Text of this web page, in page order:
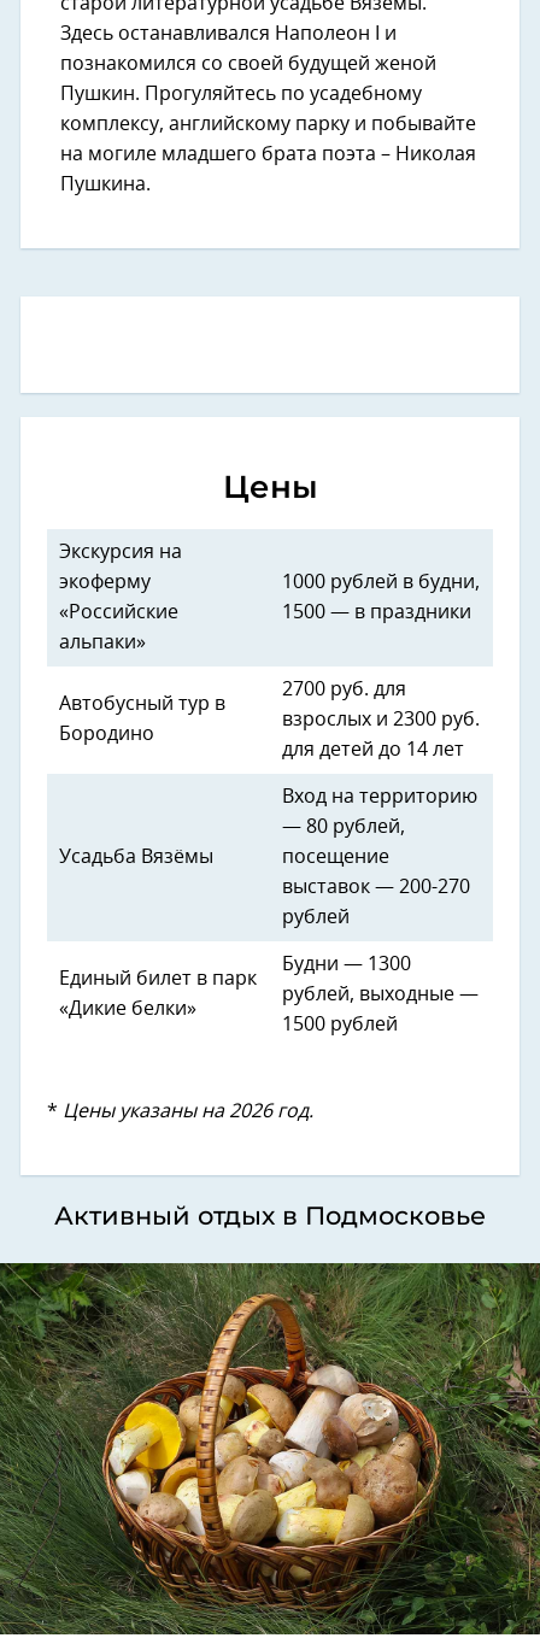
Здесь останавливался Наполеон I и
познакомился со своей будущей женой
Пушкин. Прогуляйтесь по усадебному
комплексу, английскому парку и побывайте
на могиле младшего брата поэта – Николая
Пушкина.
Цены
Экскурсия на
экоферму
«Российские
альпаки»
1000 рублей в будни,
1500 — в праздники
Автобусный тур в
Бородино
2700 руб. для
взрослых и 2300 руб.
для детей до 14 лет
Усадьба Вязёмы
Вход на территорию
— 80 рублей,
посещение
выставок — 200-270
рублей
Единый билет в парк
«Дикие белки»
Будни — 1300
рублей, выходные —
1500 рублей
* Цены указаны на 2026 год.
Активный отдых в Подмосковье